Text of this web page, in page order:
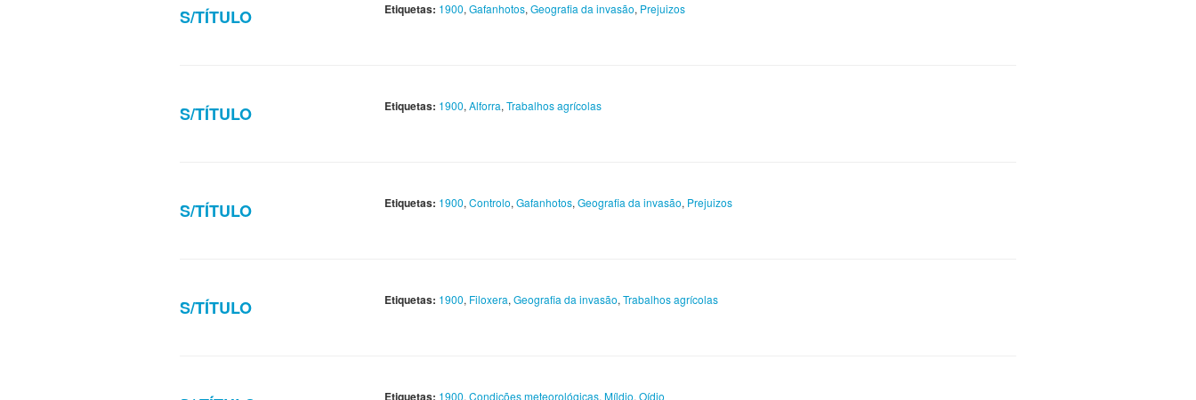
S/TÍTULO Etiquetas: 1900, Gafanhotos, Geografia da invasão, Prejuizos
S/TÍTULO Etiquetas: 1900, Alforra, Trabalhos agrícolas
S/TÍTULO Etiquetas: 1900, Controlo, Gafanhotos, Geografia da invasão, Prejuizos
S/TÍTULO Etiquetas: 1900, Filoxera, Geografia da invasão, Trabalhos agrícolas
Etiquetas: 1900, Condições meteorológicas, Míldio, Oídio